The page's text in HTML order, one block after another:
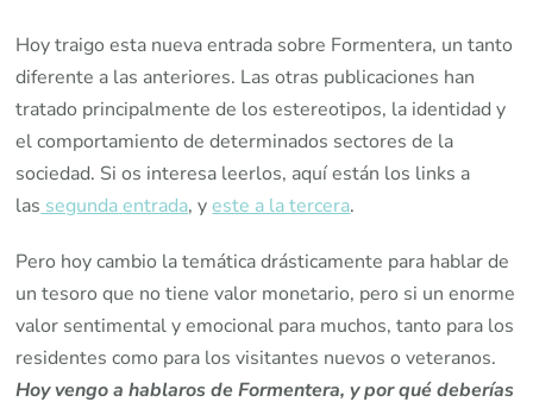
Porqué
Formentera?
Hoy traigo esta nueva entrada sobre Formentera, un tanto
diferente a las anteriores. Las otras publicaciones han
tratado principalmente de los estereotipos, la identidad y
el comportamiento de determinados sectores de la
sociedad. Si os interesa leerlos, aquí están los links a
las segunda entrada, yeste a la tercera.
Pero hoy cambio la temática drásticamente para hablar de
un tesoro que no tiene valor monetario, pero si un enorme
valor sentimental y emocional para muchos, tanto para los
residentes como para los visitantes nuevos o veteranos.
Hoy vengo a hablaros de Formentera, y por qué deberías